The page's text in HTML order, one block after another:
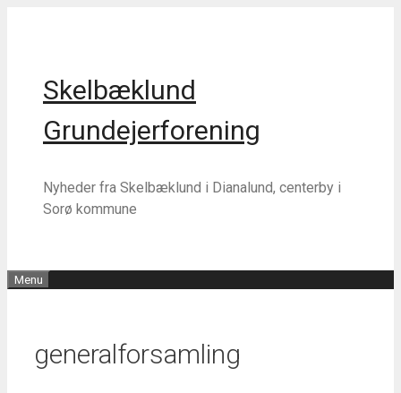
Skelbæklund
Grundejerforening
Nyheder fra Skelbæklund i Dianalund, centerby i
Sorø kommune
Menu
generalforsamling